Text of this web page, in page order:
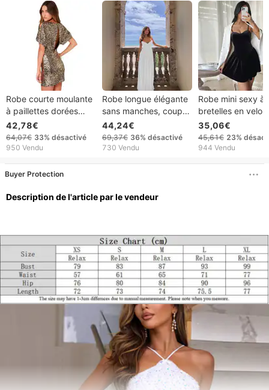
Robe courte moulante
à paillettes dorées
Verve, coupe ajustée,
épaules dénudées,
sexy, fendue, dos nu,
42,78€
64,07€ 33% désactivé
950 Vendu
Robe longue élégante
sans manches, coupe
ajustée et dos nu,
style été 2025, pour
femmes
44,24€
69,37€ 36% désactivé
730 Vendu
Robe mini sexy à
bretelles en
pour femme
2025
35,06€
45,61€ 23%
944 Vendu
Buyer Protection
Description de l'article par le vendeur